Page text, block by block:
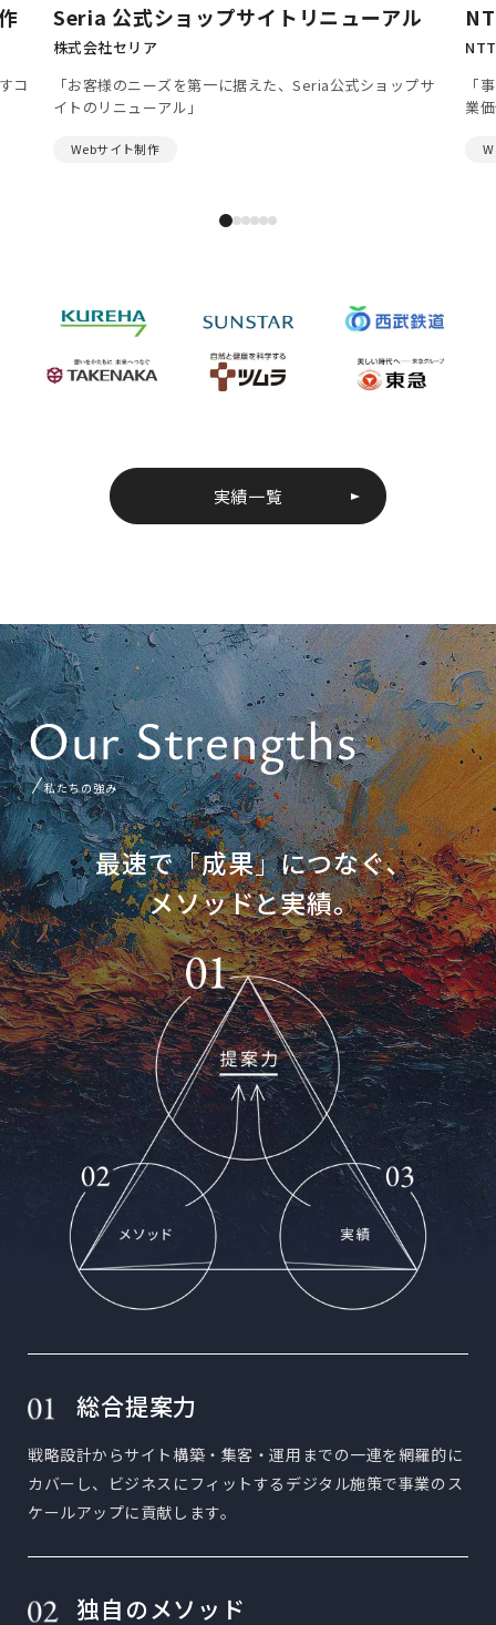
コ
Seria 公式ショップサイトリニューアル
株式会社セリア
「お客様のニーズを第一に据えた、Seria公式ショップサ
イトのリニューアル」
Webサイト制作
ト
「
業
実績一覧
Our Strengths
私たちの強み
最速で「成果」につなぐ､
メソッドと実績｡
総合提案力
戦略設計からサイト構築・集客・運用までの一連を網羅的に
カバーし、ビジネスにフィットするデジタル施策で事業のス
ケールアップに貢献します。
独自のメソッド